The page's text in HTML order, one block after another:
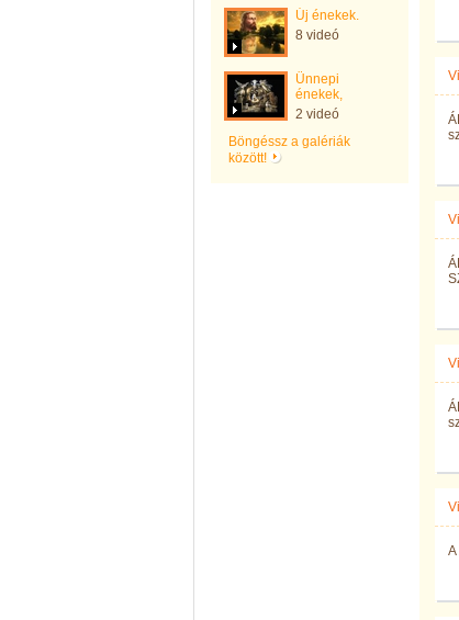
Új énekek.
8 videó
Ünnepi
énekek,
2 videó
Böngéssz a galériák
között!
A